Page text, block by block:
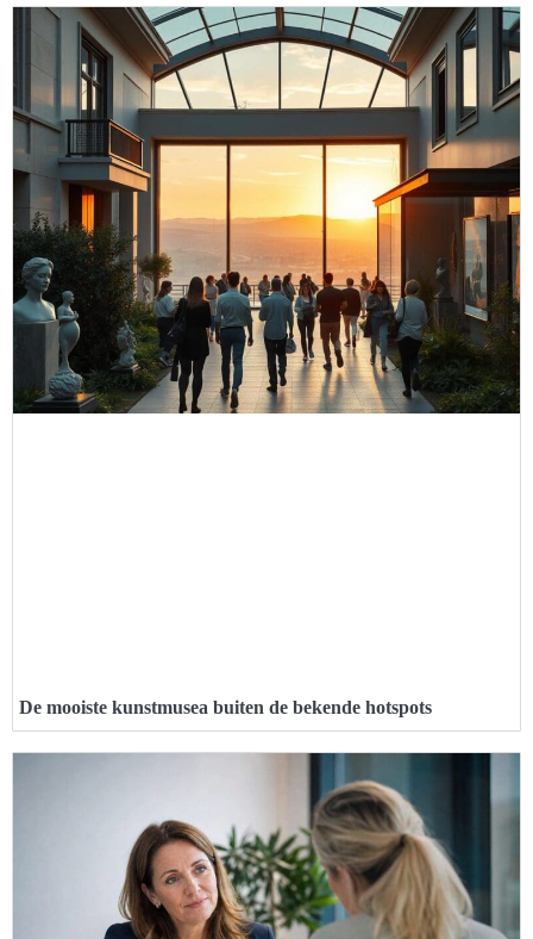
De mooiste kunstmusea buiten de bekende hotspots